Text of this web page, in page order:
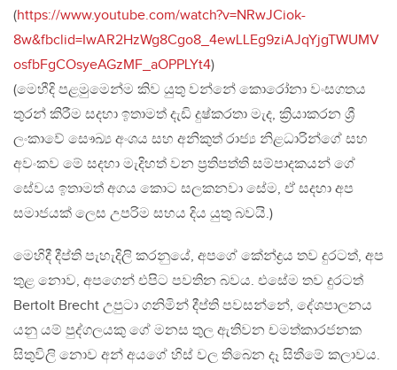
(https://www.youtube.com/watch?v=NRwJCiok-
8w&fbclid=IwAR2HzWg8Cgo8_4ewLLEg9ziAJqYjgTWUMV
osfbFgCOsyeAGzMF_aOPPLYt4)
(මෙහීදි පළමුමෙන්ම කිව යුතු වන්නේ කොරෝනා වංසගතය
තුරන් කිරීම සදහා ඉතාමත් දැඩි දුෂ්කරතා මැද, ක්‍රියාකරන ශ්‍රී
ලංකාවේ සෞඛ්‍ය අංශය සහ අනිකුත් රාජ්‍ය නිළධාරින්ගේ සහ
අවංකව මේ සදහා මැදිහත් වන ප්‍රතිපත්ති සම්පාදකයන් ගේ
සේවය ඉතාමත් අගය කොට සලකනවා සේම, ඒ සදහා අප
සමාජයක් ලෙස උපරිම සහය දිය යුතු බවයි.)
මෙහිදී දීප්ති පැහැදිලි කරනුයේ, අපගේ කේන්ද්‍රය තව දුරටත්, අප
තුළ නොව, අපගෙන් එපිට පවතින බවය. එසේම තව දුරටත්
Bertolt Brecht උපුටා ගනිමින් දීප්ති පවසන්නේ, දේශපාලනය
යනු යම් පුද්ගලයකු ගේ මනස තුල ඇතිවන චමත්කාරජනක
සිතුවිලි නොව අන් අයගේ හිස් වල තිබෙන දෑ සිතීමේ කලාවය.